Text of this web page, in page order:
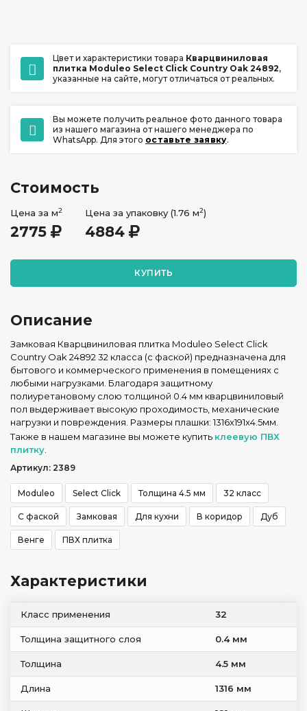
Цвет и характеристики товара Кварцвиниловая
плитка Moduleo Select Click Country Oak 24892,
указанные на сайте, могут отличаться от реальных.
Вы можете получить реальное фото данного товара
из нашего магазина от нашего менеджера по
WhatsApp. Для этого оставьте заявку.
Стоимость
Цена за м2
2775
Цена за упаковку (1.76 м2)
4884
КУПИТЬ
Описание
Замковая Кварцвиниловая плитка Moduleo Select Click
Country Oak 24892 32 класса (с фаской) предназначена для
бытового и коммерческого применения в помещениях с
любыми нагрузками. Благодаря защитному
полиуретановому слою толщиной 0.4 мм кварцвиниловый
пол выдерживает высокую проходимость, механические
нагрузки и повреждения. Размеры плашки: 1316x191x4.5мм.
Также в нашем магазине вы можете купить клеевую ПВХ
плитку
Артикул: 2389
Moduleo Select Click Толщина 4.5 мм 32 класс
С фаской Замковая Для кухни В коридор Дуб
Венге ПВХ плитка
Характеристики
Класс применения 32
Толщина защитного слоя 0.4 мм
Толщина 4.5 мм
Длина 1316 мм